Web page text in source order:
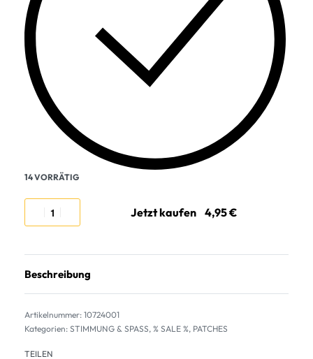
14 VORRÄTIG
Jetzt kaufen
Beschreibung
10724001
Kategorien: STIMMUNG & SPASS, % SALE %, PATCHES
TEILEN